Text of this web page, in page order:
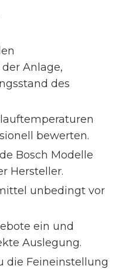
Anlage,
des
bewerten.
Bosch Modelle
Hersteller.
unbedingt vor
ein und
Auslegung.
die Feineinstellung